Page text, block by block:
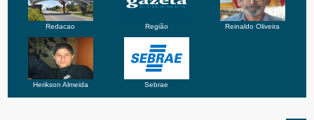
Redacao Região Reinaldo Oliveira
Herikson Almeida Sebrae